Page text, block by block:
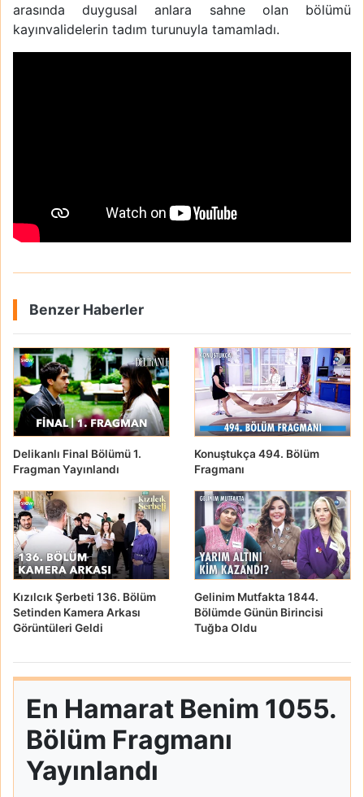
arasında duygusal anlara sahne olan bölümü
kayınvalidelerin tadım turunuyla tamamladı.
Benzer Haberler
Delikanlı Final Bölümü 1.
Fragman Yayınlandı
Konuştukça 494. Bölüm
Fragmanı
Kızılcık Şerbeti 136. Bölüm
Setinden Kamera Arkası
Görüntüleri Geldi
Gelinim Mutfakta 1844.
Bölümde Günün Birincisi
Tuğba Oldu
En Hamarat Benim 1055.
Bölüm Fragmanı
Yayınlandı